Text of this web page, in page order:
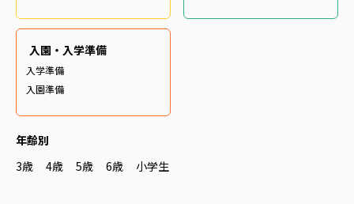
入園・入学準備
入学準備
入園準備
年齢別
3歳
4歳 5歳 6歳 小学生